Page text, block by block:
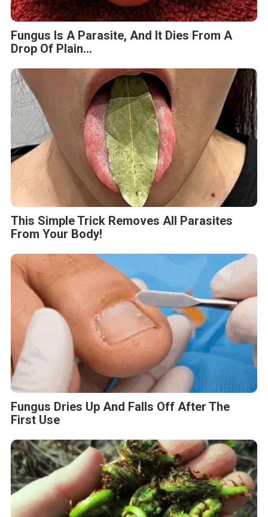
Fungus Is A Parasite, And It Dies From A
Drop Of Plain...
This Simple Trick Removes All Parasites
From Your Body!
Fungus Dries Up And Falls Off After The
First Use